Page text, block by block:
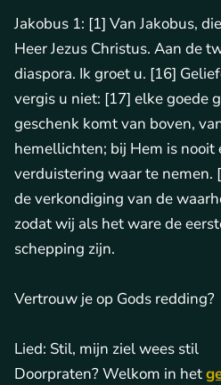
Jakobus 1: [1] Van Jakobus,
Heer Jezus Christus. Aan de
diaspora. Ik groet u. [16]
vergis u niet: [17] elke goede
geschenk komt van boven,
hemellichten; bij Hem is
verduistering waar te nemen.
de verkondiging van de
zodat wij als het ware de
schepping zijn.
Vertrouw je op Gods redding?
Lied: Stil, mijn ziel wees stil
Doorpraten? Welkom in het